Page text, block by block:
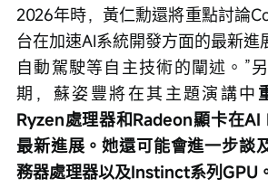
2026年時，黃仁勳還將重點討論
台在加速AI系統開發方面的最新進
自動駕駛等自主技術的闡述。”
期，蘇姿豐將在其主題演講中
Ryzen處理器和Radeon顯卡在AI
最新進展。她還可能會進一步談
務器處理器以及Instinct系列GPU